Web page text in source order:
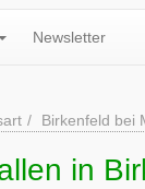
Newsletter
Birkenfeld bei
in